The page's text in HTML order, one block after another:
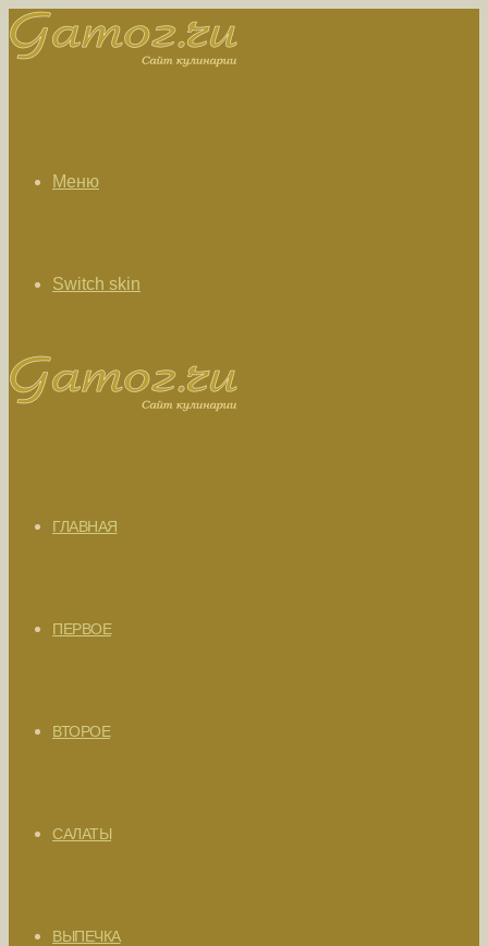
Меню
Switch skin
ГЛАВНАЯ
ПЕРВОЕ
ВТОРОЕ
САЛАТЫ
ВЫПЕЧКА